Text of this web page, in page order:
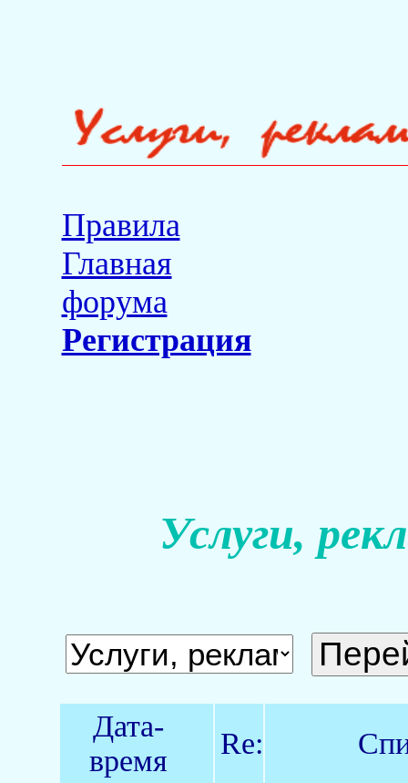
Правила
Главная
форума
Регистрация
Услуги,
Дата-
время
Re: